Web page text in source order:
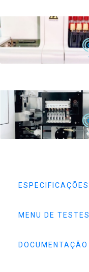
ESPECIFICAÇÕES
MENU DE TESTES
DOCUMENTAÇÃO